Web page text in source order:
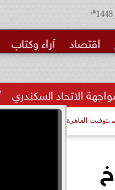
هـ
اقتصاد آراء وكتاب
الأهلي
بتوقيت القاهرة